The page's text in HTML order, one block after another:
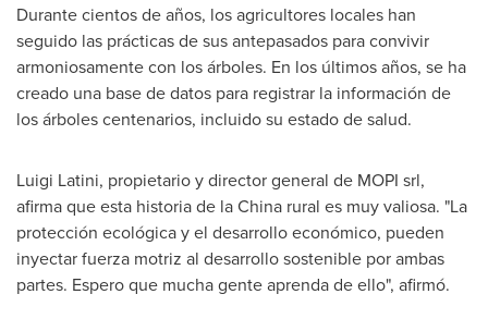
Durante cientos de años, los agricultores locales han
seguido las prácticas de sus antepasados para convivir
armoniosamente con los árboles. En los últimos años, se ha
creado una base de datos para registrar la información de
los árboles centenarios, incluido su estado de salud.
Luigi Latini, propietario y director general de MOPI srl,
afirma que esta historia de laChina rural es muy valiosa. "La
protección ecológica y el desarrollo económico, pueden
inyectar fuerza motriz al desarrollo sostenible por ambas
partes. Espero que mucha gente aprenda de ello", afirmó.